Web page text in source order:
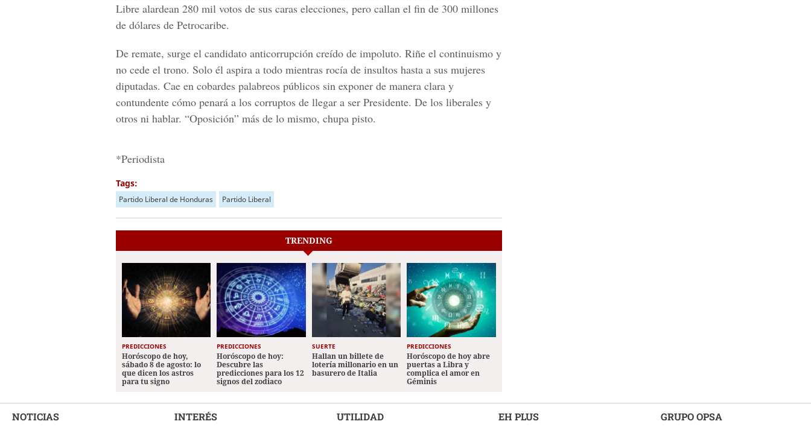
Libre alardean 280 mil votos de sus caras elecciones, pero callan el fin de 300 millones
de dólares de Petrocaribe.
De remate, surge el candidato anticorrupción creído de impoluto. Riñe el continuismo y
no cede el trono. Solo él aspira a todo mientras rocía de insultos hasta a sus mujeres
diputadas. Cae en cobardes palabreos públicos sin exponer de manera clara y
contundente cómo penará a los corruptos de llegar a ser Presidente. De los liberales y
otros ni hablar. “Oposición” más de lo mismo, chupa pisto.
*Periodista
Tags:
Partido Liberal de Honduras Partido Liberal
TRENDING
PREDICCIONES
Horóscopo de hoy,
sábado 8 de agosto: lo
que dicen los astros
para tu signo
PREDICCIONES
Horóscopo de hoy:
Descubre las
predicciones para los 12
signos del zodiaco
SUERTE
Hallan un billete de
lotería millonario en un
basurero de Italia
PREDICCIONES
Horóscopo de hoy abre
puertas a Libra y
complica el amor en
Géminis
NOTICIAS INTERÉS UTILIDAD EH PLUS GRUPO OPSA